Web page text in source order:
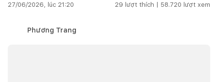
27/06/2026, lúc 21:20 29 lượt thích | 58.720 lượt xem
Phương Trang